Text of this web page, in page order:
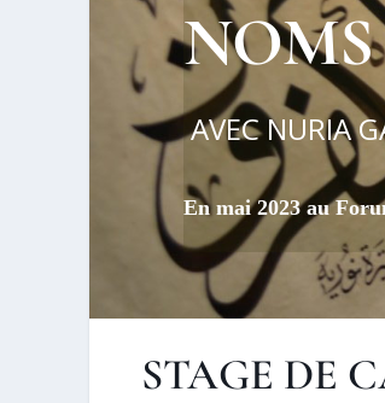
AVEC NURIA
En mai 2023 au
STAGE DE